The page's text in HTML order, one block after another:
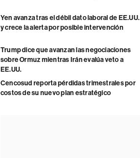
Yen avanza tras el débil dato laboral de EE.UU.
y crece la alerta por posible intervención
Trump dice que avanzan las negociaciones
sobre Ormuz mientras Irán evalúa veto a
EE.UU.
Cencosud reporta pérdidas trimestrales por
costos de su nuevo plan estratégico